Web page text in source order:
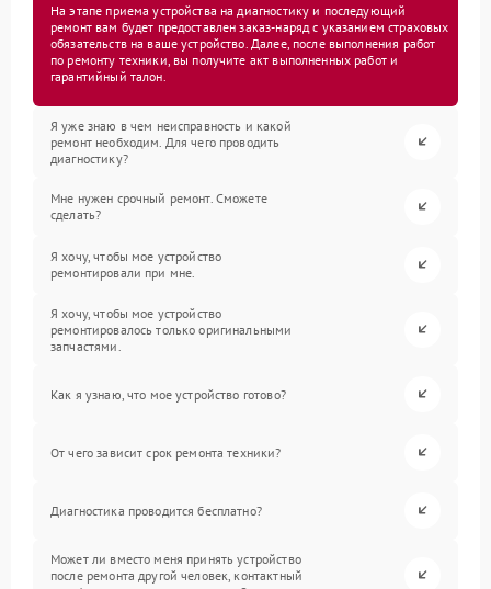
На этапе приема устройства на диагностику и последующий
ремонт вам будет предоставлен заказ-наряд с указанием страховых
обязательств на ваше устройство. Далее, после выполнения работ
по ремонту техники, вы получите акт выполненных работ и
гарантийный талон.
Я уже знаю в чем неисправность и какой
ремонт необходим. Для чего проводить
диагностику?
Мне нужен срочный ремонт. Сможете
сделать?
Я хочу, чтобы мое устройство
ремонтировали при мне.
Я хочу, чтобы мое устройство
ремонтировалось только оригинальными
запчастями.
Как я узнаю, что мое устройство готово?
От чего зависит срок ремонта техники?
Диагностика проводится бесплатно?
Может ли вместо меня принять устройство
после ремонта другой человек, контактный